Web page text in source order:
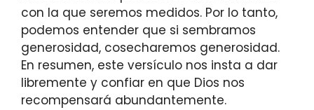
con la que seremos medidos. Por lo tanto,
podemos entender que si sembramos
generosidad, cosecharemos generosidad.
En resumen, este versículo nos insta a dar
libremente y confiar en que Dios nos
recompensará abundantemente.